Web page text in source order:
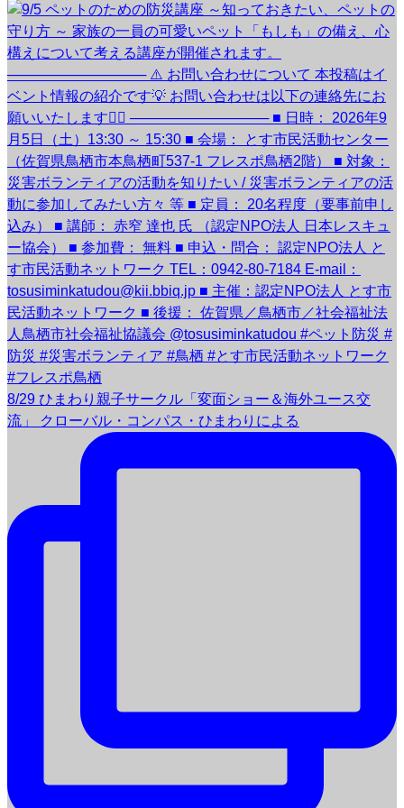
8/29 ひまわり親子サークル「変面ショー＆海外ユース交
流」 クローバル・コンパス・ひまわりによる